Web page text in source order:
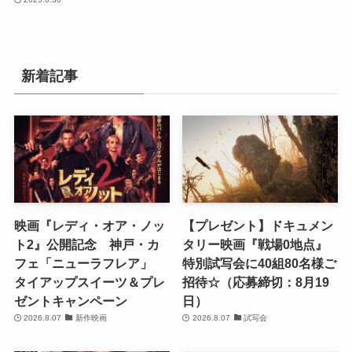
新着記事
映画『レディ・オア・ノッ
ト2』公開記念 神戸・カ
フェ「ニューラフレア」
タイアップスイーツ＆プレ
ゼントキャンペーン
2026.8.07 新作映画
【プレゼント】ドキュメン
タリー映画『戦場0地点』
特別試写会に40組80名様ご
招待☆（応募締切：8月19
日）
2026.8.07 試写会